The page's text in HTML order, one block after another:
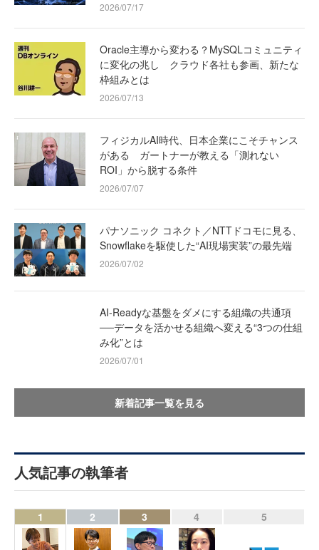
2026/07/17
Oracle主導から変わる？MySQLコミュニティ
に変化の兆し クラウド各社も参画、新たな
枠組みとは
2026/07/13
フィジカルAI時代、日本企業にこそチャンス
がある ガートナーが教える「測れない
ROI」から脱する条件
2026/07/07
パナソニック コネクト／NTTドコモに見る、
Snowflakeを駆使した“AI現場実装”の最先端
2026/07/02
AI-Readyな基盤をダメにする組織の共通項
──データを活かせる組織へ変える“3つの仕組
み化”とは
2026/07/01
新着記事一覧を見る
人気記事の執筆者
1 2 3 4 5